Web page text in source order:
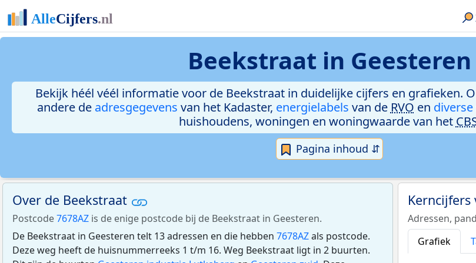
Beekstraat in Geesteren
Bekijk héél véél informatie voor de Beekstraat in duidelijke cijfers en grafieken.
andere de adresgegevens van het Kadaster, energielabels van de RVO en
huishoudens, woningen en woningwaarde van het
Pagina inhoud ⇵
Over de Beekstraat
Postcode7678AZ is de enige postcode bij de Beekstraat in Geesteren.
De Beekstraat in Geesteren telt 13 adressen en die hebben 7678AZals postcode.
Deze weg heeft de huisnummerreeks 1 t/m 16. Weg Beekstraat ligt in 2 buurten.
Kerncijfers
Adressen,
Grafiek